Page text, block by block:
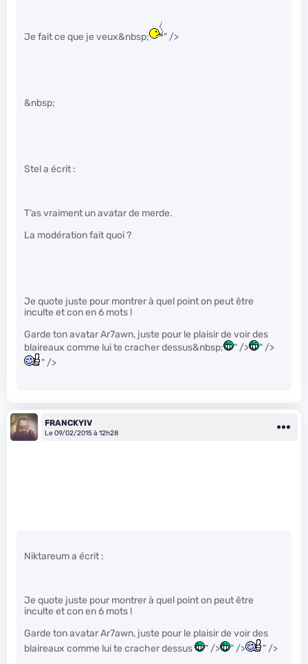
Je fait ce que je veux&nbsp; " />
&nbsp;
Stel a écrit :
T’as vraiment un avatar de merde.
La modération fait quoi ?
Je quote juste pour montrer à quel point on peut être
inculte et con en 6 mots !
Garde ton avatar Ar7awn, juste pour le plaisir de voir des
blaireaux comme lui te cracher dessus&nbsp;
" />
" />
" />
FRANCKYIV
Le 09/02/2015 à 12h28
Niktareum a écrit :
Je quote juste pour montrer à quel point on peut être
inculte et con en 6 mots !
Garde ton avatar Ar7awn, juste pour le plaisir de voir des
blaireaux comme lui te cracher dessus
" /> " /> " />